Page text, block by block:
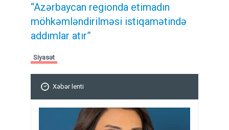
“Azərbaycan regionda etimadın
möhkəmləndirilməsi istiqamətində
addımlar atır”
Siyasət
Xəbər lenti